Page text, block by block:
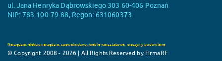
ul. Jana Henryka Dąbrowskiego 303 60-406 Poznań
NIP: 783-100-79-88, Regon: 631060373
Narzędzia, elektronarzędzia, spawalnictwo, meble warsztatowe, maszyny budowlane
© Copyright 2008 - 2026 | All Rights Reserved by FirmaRF